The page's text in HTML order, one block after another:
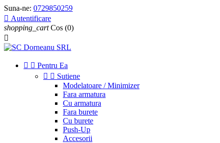
Suna-ne: 0729850259
 Autentificare
shopping_cart Cos (0)

  Pentru Ea
  Sutiene
Modelatoare / Minimizer
Fara armatura
Cu armatura
Fara burete
Cu burete
Push-Up
Accesorii